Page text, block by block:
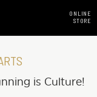
ONLINE
STORE
is Culture!